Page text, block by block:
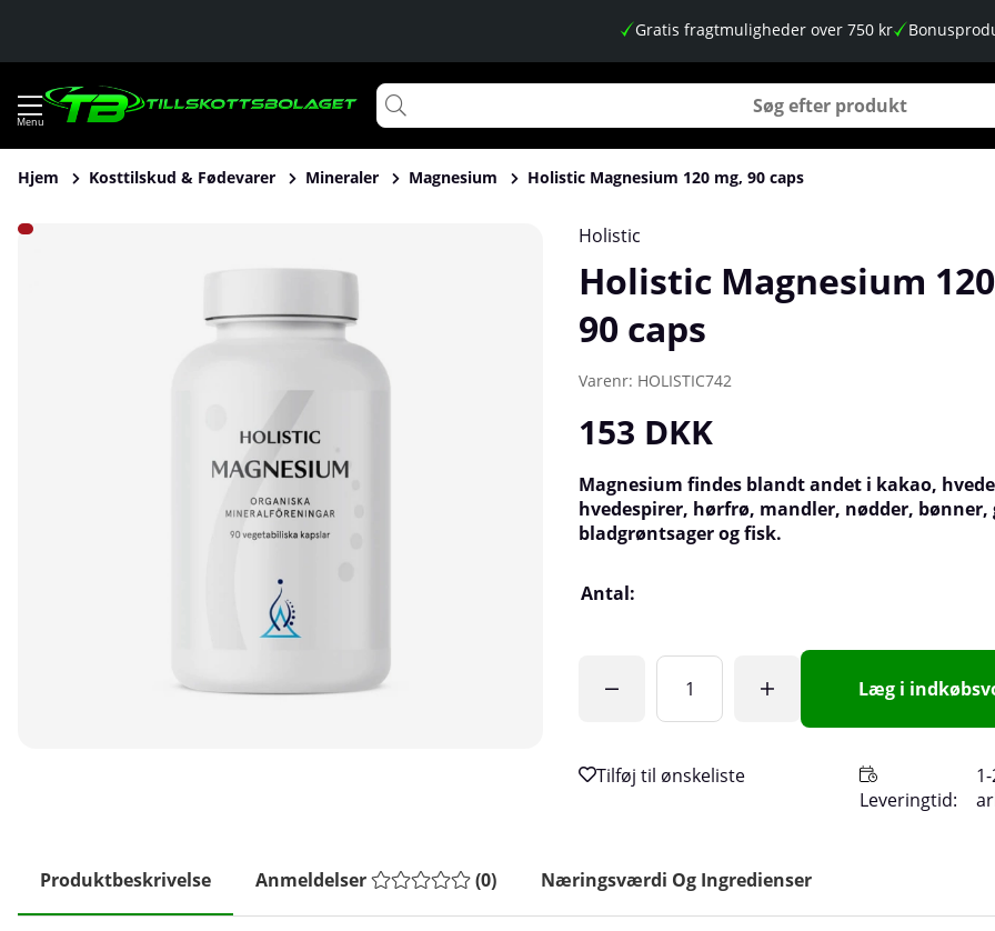
Gratis fragtmuligheder over 750 kr
Hjem Kosttilskud & Fødevarer Mineraler Magnesium Holistic Magnesium 120 mg, 90 caps
Produktbilleder Holistic Magnesium 120 mg, 90 caps Holistic
Holistic Magnesium
90 caps
Varenr: HOLISTIC742
153 DKK
Magnesium findes blandt andet i kakao,
hvedespirer, hørfrø, mandler, nødder, bønner,
bladgrøntsager og fisk.
Antal:
Læg i
Leveringtid:
Produktbeskrivelse Anmeldelser (0) Næringsværdi Og Ingredienser